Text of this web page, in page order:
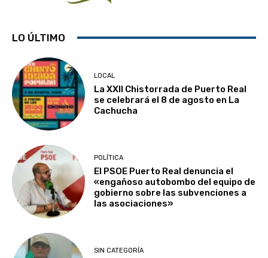
LO ÚLTIMO
LOCAL
La XXII Chistorrada de Puerto Real
se celebrará el 8 de agosto en La
Cachucha
POLÍTICA
El PSOE Puerto Real denuncia el
«engañoso autobombo del equipo de
gobierno sobre las subvenciones a
las asociaciones»
SIN CATEGORÍA